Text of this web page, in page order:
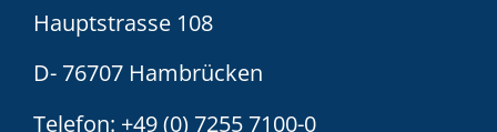
Hauptstrasse 108
D- 76707 Hambrücken
Telefon: +49 (0) 7255 7100-0